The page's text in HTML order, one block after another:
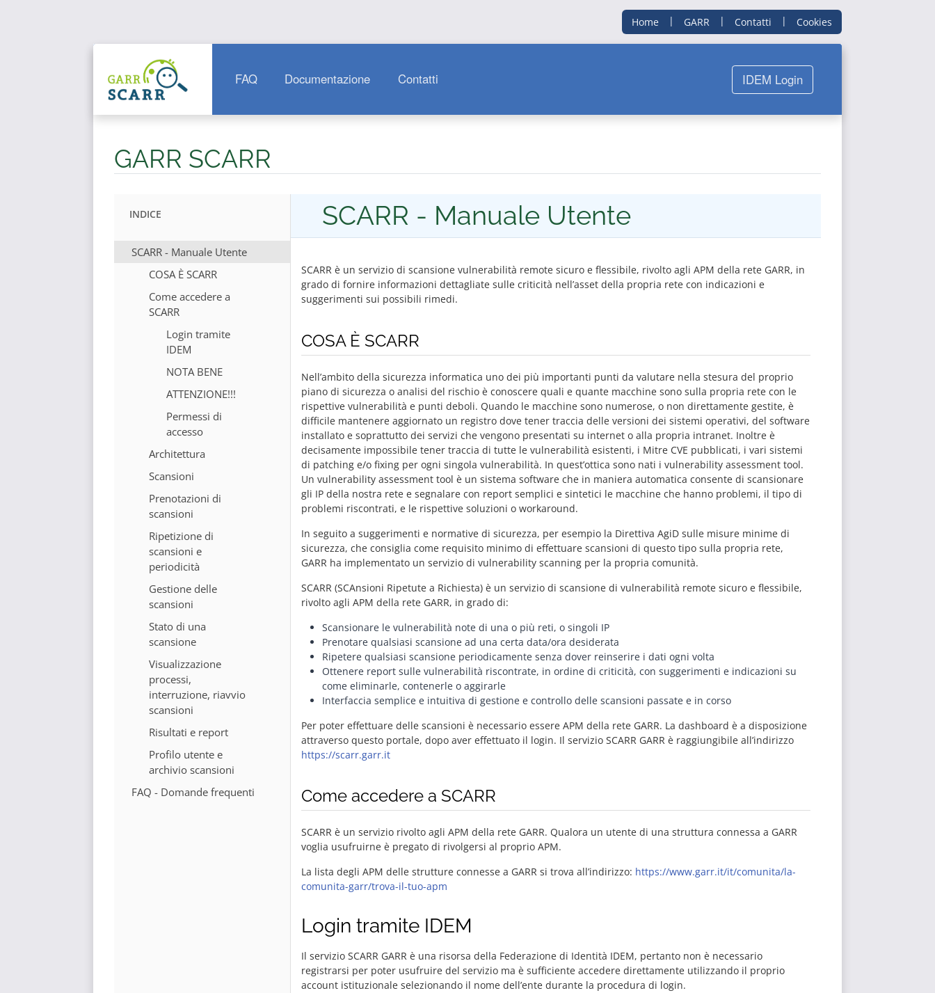
Home | GARR | Contatti | Cookies
FAQ Documentazione Contatti IDEM Login
GARR SCARR
INDICE
SCARR - Manuale Utente
COSA È SCARR
Come accedere a
SCARR
Login tramite
IDEM
NOTA BENE
ATTENZIONE!!!
Permessi di
accesso
Architettura
Scansioni
Prenotazioni di
scansioni
Ripetizione di
scansioni e
periodicità
Gestione delle
scansioni
Stato di una
scansione
Visualizzazione
processi,
interruzione, riavvio
scansioni
Risultati e report
Profilo utente e
archivio scansioni
FAQ - Domande frequenti
SCARR - Manuale Utente
SCARR è un servizio di scansione vulnerabilità remote sicuro e flessibile, rivolto agli APM della rete GARR, in
grado di fornire informazioni dettagliate sulle criticità nell’asset della propria rete con indicazioni e
suggerimenti sui possibili rimedi.
COSA È SCARR
Nell’ambito della sicurezza informatica uno dei più importanti punti da valutare nella stesura del proprio
piano di sicurezza o analisi del rischio è conoscere quali e quante macchine sono sulla propria rete con le
rispettive vulnerabilità e punti deboli. Quando le macchine sono numerose, o non direttamente gestite, è
difficile mantenere aggiornato un registro dove tener traccia delle versioni dei sistemi operativi, del software
installato e soprattutto dei servizi che vengono presentati su internet o alla propria intranet. Inoltre è
decisamente impossibile tener traccia di tutte le vulnerabilità esistenti, i Mitre CVE pubblicati, i vari sistemi
di patching e/o fixing per ogni singola vulnerabilità. In quest’ottica sono nati i vulnerability assessment tool.
Un vulnerability assessment tool è un sistema software che in maniera automatica consente di scansionare
gli IP della nostra rete e segnalare con report semplici e sintetici le macchine che hanno problemi, il tipo di
problemi riscontrati, e le rispettive soluzioni o workaround.
In seguito a suggerimenti e normative di sicurezza, per esempio la Direttiva AgiD sulle misure minime di
sicurezza, che consiglia come requisito minimo di effettuare scansioni di questo tipo sulla propria rete,
GARR ha implementato un servizio di vulnerability scanning per la propria comunità.
SCARR (SCAnsioni Ripetute a Richiesta) è un servizio di scansione di vulnerabilità remote sicuro e flessibile,
rivolto agli APM della rete GARR, in grado di:
Scansionare le vulnerabilità note di una o più reti, o singoli IP
Prenotare qualsiasi scansione ad una certa data/ora desiderata
Ripetere qualsiasi scansione periodicamente senza dover reinserire i dati ogni volta
Ottenere report sulle vulnerabilità riscontrate, in ordine di criticità, con suggerimenti e indicazioni su
come eliminarle, contenerle o aggirarle
Interfaccia semplice e intuitiva di gestione e controllo delle scansioni passate e in corso
Per poter effettuare delle scansioni è necessario essere APM della rete GARR. La dashboard è a disposizione
attraverso questo portale, dopo aver effettuato il login. Il servizio SCARR GARR è raggiungibile all’indirizzo
https://scarr.garr.it
Come accedere a SCARR
SCARR è un servizio rivolto agli APM della rete GARR. Qualora un utente di una struttura connessa a GARR
voglia usufruirne è pregato di rivolgersi al proprio APM.
La lista degli APM delle strutture connesse a GARR si trova all’indirizzo: https://www.garr.it/it/comunita/la-
comunita-garr/trova-il-tuo-apm
Login tramite IDEM
Il servizio SCARR GARR è una risorsa della Federazione di Identità IDEM, pertanto non è necessario
registrarsi per poter usufruire del servizio ma è sufficiente accedere direttamente utilizzando il proprio
account istituzionale selezionando il nome dell’ente durante la procedura di login.